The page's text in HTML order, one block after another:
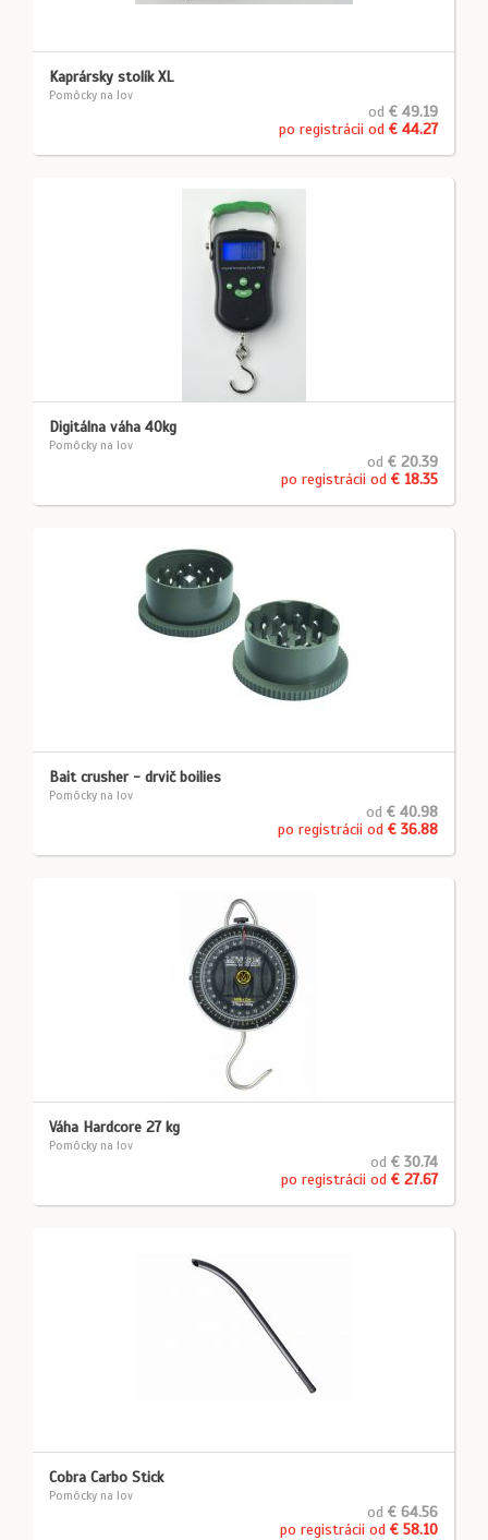
Kaprársky stolík XL
Pomôcky na lov
od € 49.19
po registrácii od € 44.27
Digitálna váha 40kg
Pomôcky na lov
od € 20.39
po registrácii od € 18.35
Bait crusher - drvič boilies
Pomôcky na lov
od € 40.98
po registrácii od € 36.88
Váha Hardcore 27 kg
Pomôcky na lov
od € 30.74
po registrácii od € 27.67
Cobra Carbo Stick
Pomôcky na lov
od € 64.56
po registrácii od € 58.10